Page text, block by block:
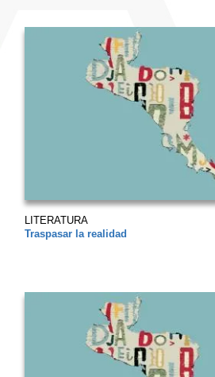
LITERATURA
Traspasar la realidad